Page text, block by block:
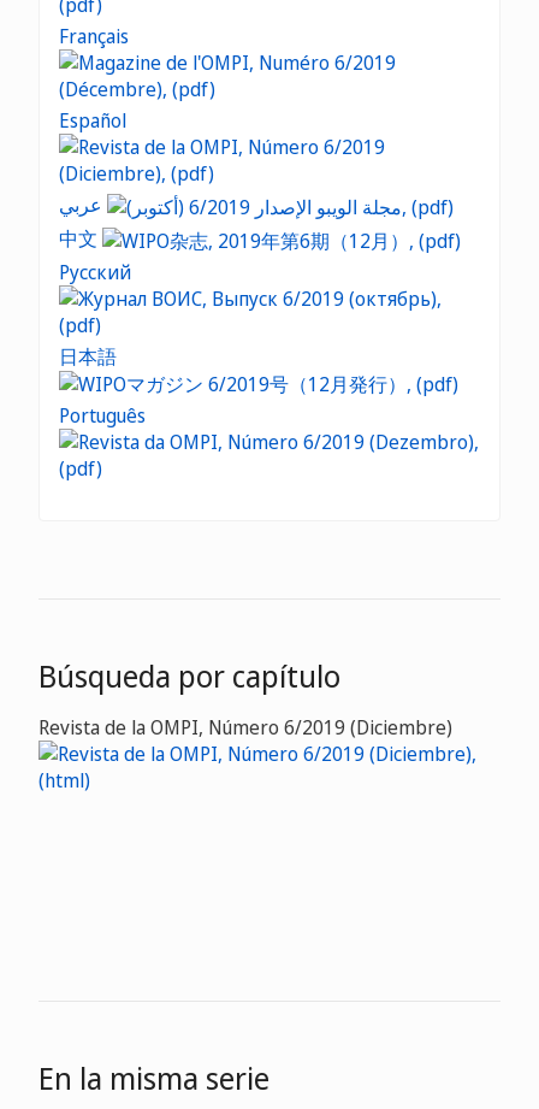
Français
Español
中文
Русский
日本語
Português
Búsqueda por capítulo
Revista de la OMPI, Número 6/2019 (Diciembre)
En la misma serie